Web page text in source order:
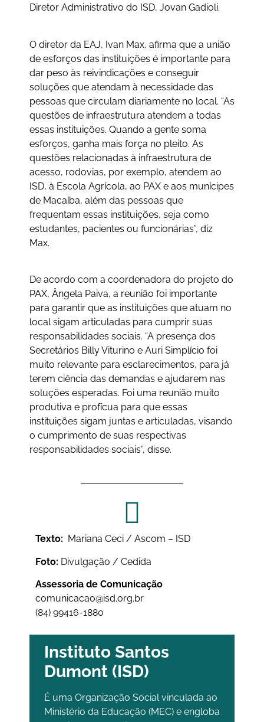
Diretor Administrativo do ISD, Jovan Gadioli.
O diretor da EAJ, Ivan Max, afirma que a união
de esforços das instituições é importante para
dar peso às reivindicações e conseguir
soluções que atendam à necessidade das
pessoas que circulam diariamente no local. “As
questões de infraestrutura atendem a todas
essas instituições. Quando a gente soma
esforços, ganha mais força no pleito. As
questões relacionadas à infraestrutura de
acesso, rodovias, por exemplo, atendem ao
ISD, à Escola Agrícola, ao PAX e aos munícipes
de Macaíba, além das pessoas que
frequentam essas instituições, seja como
estudantes, pacientes ou funcionárias”, diz
Max.
De acordo com a coordenadora do projeto do
PAX, Ângela Paiva, a reunião foi importante
para garantir que as instituições que atuam no
local sigam articuladas para cumprir suas
responsabilidades sociais. “A presença dos
Secretários Billy Viturino e Auri Simplício foi
muito relevante para esclarecimentos, para já
terem ciência das demandas e ajudarem nas
soluções esperadas. Foi uma reunião muito
produtiva e profícua para que essas
instituições sigam juntas e articuladas, visando
o cumprimento de suas respectivas
responsabilidades sociais”, disse.
Texto: Mariana Ceci / Ascom – ISD
Foto: Divulgação / Cedida
Assessoria de Comunicação
comunicacao@isd.org.br
(84) 99416-1880
Instituto Santos
Dumont (ISD)
É uma Organização Social vinculada ao
Ministério da Educação (MEC) e engloba